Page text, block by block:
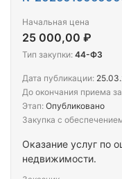
Оказание услуг по
недвижимости.
Начальная цена
25 000,00 ₽
Тип закупки: 44-ФЗ
Дата публикации:
До окончания приема
Этап: Опубликовано
Закупка с